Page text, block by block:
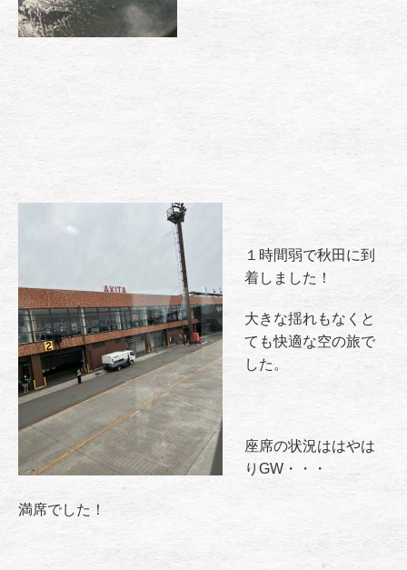
１時間弱で秋田に到
着しました！
大きな揺れもなくと
ても快適な空の旅で
した。
座席の状況ははやは
りGW・・・
満席でした！